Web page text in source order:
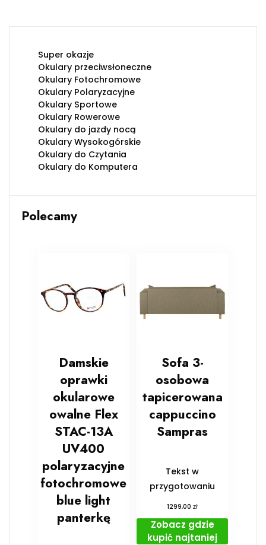
Super okazje
Okulary przeciwsłoneczne
Okulary Fotochromowe
Okulary Polaryzacyjne
Okulary Sportowe
Okulary Rowerowe
Okulary do jazdy nocą
Okulary Wysokogórskie
Okulary do Czytania
Okulary do Komputera
Polecamy
Damskie
oprawki
okularowe
owalne Flex
STAC-13A
UV400
polaryzacyjne
fotochromowe
blue light
panterkę
Sofa 3-
osobowa
tapicerowana
cappuccino
Sampras
Tekst w
przygotowaniu
1299,00zł
Zobacz gdzie
kupić najtaniej